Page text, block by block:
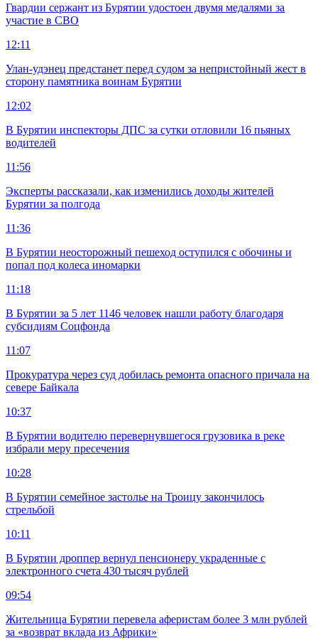
Гвардии сержант из Бурятии удостоен двумя медалями за
участие в СВО
12:11
Улан-удэнец предстанет перед судом за непристойный жест в
сторону памятника воинам Бурятии
12:02
В Бурятии инспекторы ДПС за сутки отловили 16 пьяных
водителей
11:56
Эксперты рассказали, как изменились доходы жителей
Бурятии за полгода
11:36
В Бурятии неосторожный пешеход оступился с обочины и
попал под колеса иномарки
11:18
В Бурятии за 5 лет 1146 человек нашли работу благодаря
субсидиям Соцфонда
11:07
Прокуратура через суд добилась ремонта опасного причала на
севере Байкала
10:37
В Бурятии водителю перевернувшегося грузовика в реке
избрали меру пресечения
10:28
В Бурятии семейное застолье на Троицу закончилось
стрельбой
10:11
В Бурятии дроппер вернул пенсионеру украденные с
электронного счета 430 тысяч рублей
09:54
Жительница Бурятии перевела аферистам более 3 млн рублей
за «возврат вклада из Африки»